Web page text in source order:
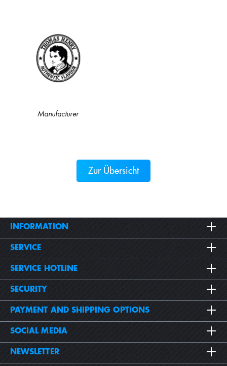
Manufacturer
Zur Übersicht
INFORMATION
SERVICE
SERVICE HOTLINE
SECURITY
PAYMENT AND SHIPPING OPTIONS
SOCIAL MEDIA
NEWSLETTER